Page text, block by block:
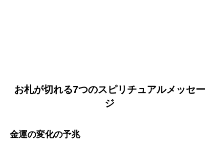
お札が切れる7つのスピリチュアルメッセー
ジ
金運の変化の予兆